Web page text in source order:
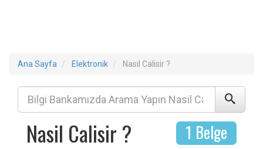
Ana Sayfa Elektronik Nasil Calisir ?
1 Belge
Nasil Calisir ?